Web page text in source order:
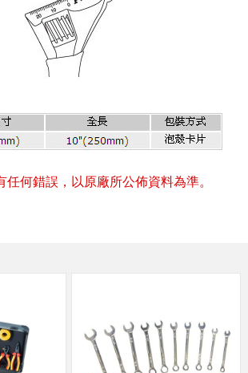
何錯誤，以原廠所公佈資料為準。